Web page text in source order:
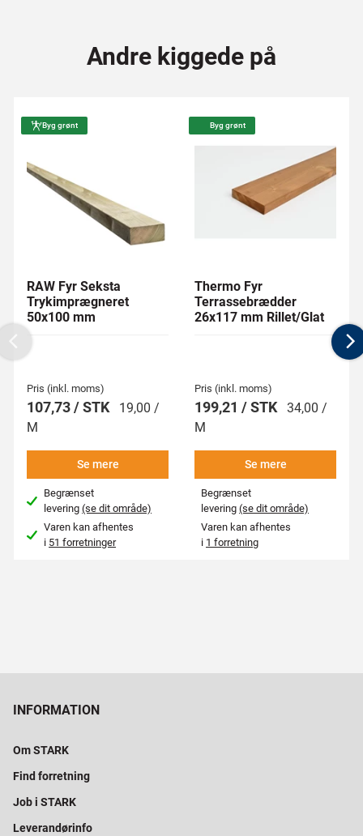
Andre kiggede på
Byg grønt
RAW Fyr Seksta
Trykimprægneret
50x100 mm
Pris (inkl. moms)
107,73 / STK
19,00 /
M
Se mere
Begrænset
levering(se dit område)
Varen kan afhentes
i 51 forretninger
Byg grønt
Thermo Fyr
Terrassebrædder
26x117 mm Rillet/Glat
Pris (inkl. moms)
199,21 / STK 34,00 /
M
Se mere
Begrænset
levering(se dit område)
Varen kan afhentes
i1 forretning
Previous
INFORMATION
Om STARK
Find forretning
Job i STARK
Leverandørinfo